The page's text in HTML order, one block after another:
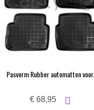
Pasvorm Rubber automatten voor...
€ 68,95